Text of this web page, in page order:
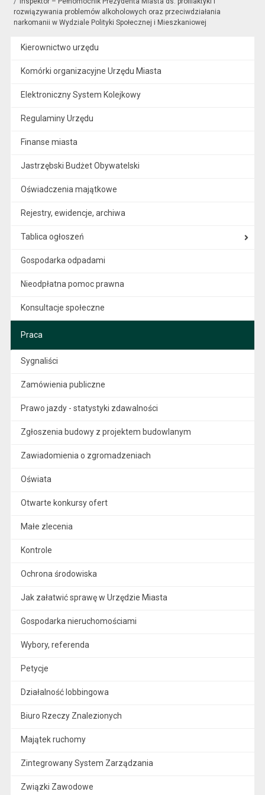
rozwiązywania problemów alkoholowych oraz przeciwdziałania
narkomanii w Wydziale Polityki Społecznej i Mieszkaniowej
Kierownictwo urzędu
Komórki organizacyjne Urzędu Miasta
Elektroniczny System Kolejkowy
Regulaminy Urzędu
Finanse miasta
Jastrzębski Budżet Obywatelski
Oświadczenia majątkowe
Rejestry, ewidencje, archiwa
Tablica ogłoszeń
Gospodarka odpadami
Nieodpłatna pomoc prawna
Konsultacje społeczne
Praca
Sygnaliści
Zamówienia publiczne
Prawo jazdy - statystyki zdawalności
Zgłoszenia budowy z projektem budowlanym
Zawiadomienia o zgromadzeniach
Oświata
Otwarte konkursy ofert
Małe zlecenia
Kontrole
Ochrona środowiska
Jak załatwić sprawę w Urzędzie Miasta
Gospodarka nieruchomościami
Wybory, referenda
Petycje
Działalność lobbingowa
Biuro Rzeczy Znalezionych
Majątek ruchomy
Zintegrowany System Zarządzania
Związki Zawodowe